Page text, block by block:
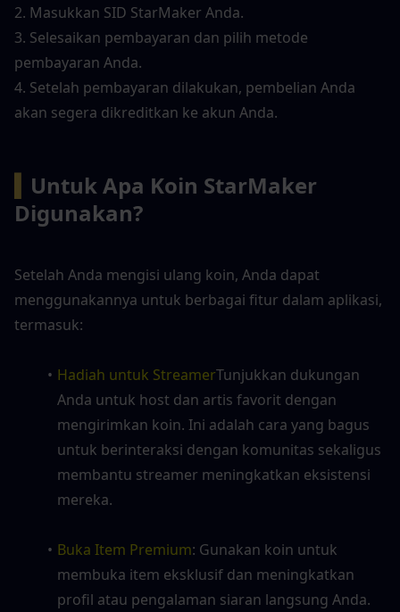
2. Masukkan SID StarMaker Anda.
3. Selesaikan pembayaran dan pilih metode
pembayaran Anda.
4. Setelah pembayaran dilakukan, pembelian Anda
akan segera dikreditkan ke akun Anda.
Untuk Apa Koin StarMaker
Digunakan?
Setelah Anda mengisi ulang koin, Anda dapat
menggunakannya untuk berbagai fitur dalam aplikasi,
termasuk:
Hadiah untuk StreamerTunjukkan dukungan
Anda untuk host dan artis favorit dengan
mengirimkan koin. Ini adalah cara yang bagus
untuk berinteraksi dengan komunitas sekaligus
membantu streamer meningkatkan eksistensi
mereka.
Buka Item Premium: Gunakan koin untuk
membuka item eksklusif dan meningkatkan
profil atau pengalaman siaran langsung Anda.